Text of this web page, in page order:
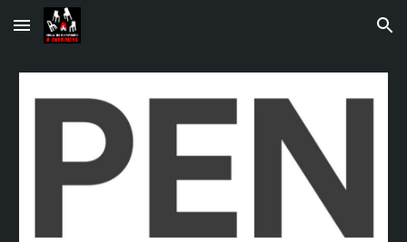
Skip to main content Skip to navigation